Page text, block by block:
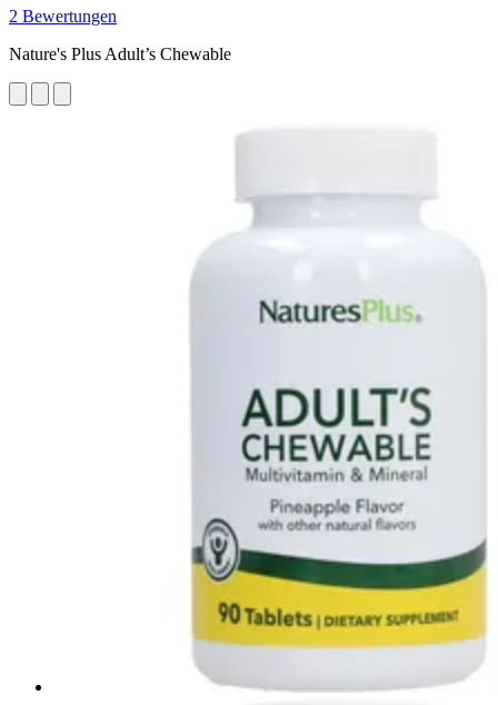
2 Bewertungen
Nature's Plus Adult’s Chewable